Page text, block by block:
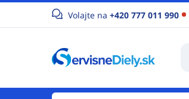
Volajte na +420 777 011 990